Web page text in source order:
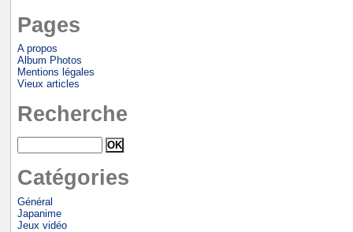
Pages
A propos
Album Photos
Mentions légales
Vieux articles
Recherche
Catégories
Général
Japanime
Jeux vidéo